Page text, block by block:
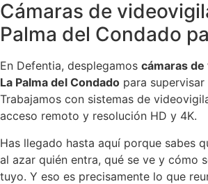
Cámaras de
Palma del Condado
En Defentia, desplegamos cámaras
La Palma del Condado para supervisar
Trabajamos con sistemas de
acceso remoto y resolución HD y 4K.
Has llegado hasta aquí porque sabes
al azar quién entra, qué se ve y cómo
tuyo. Y eso es precisamente lo que